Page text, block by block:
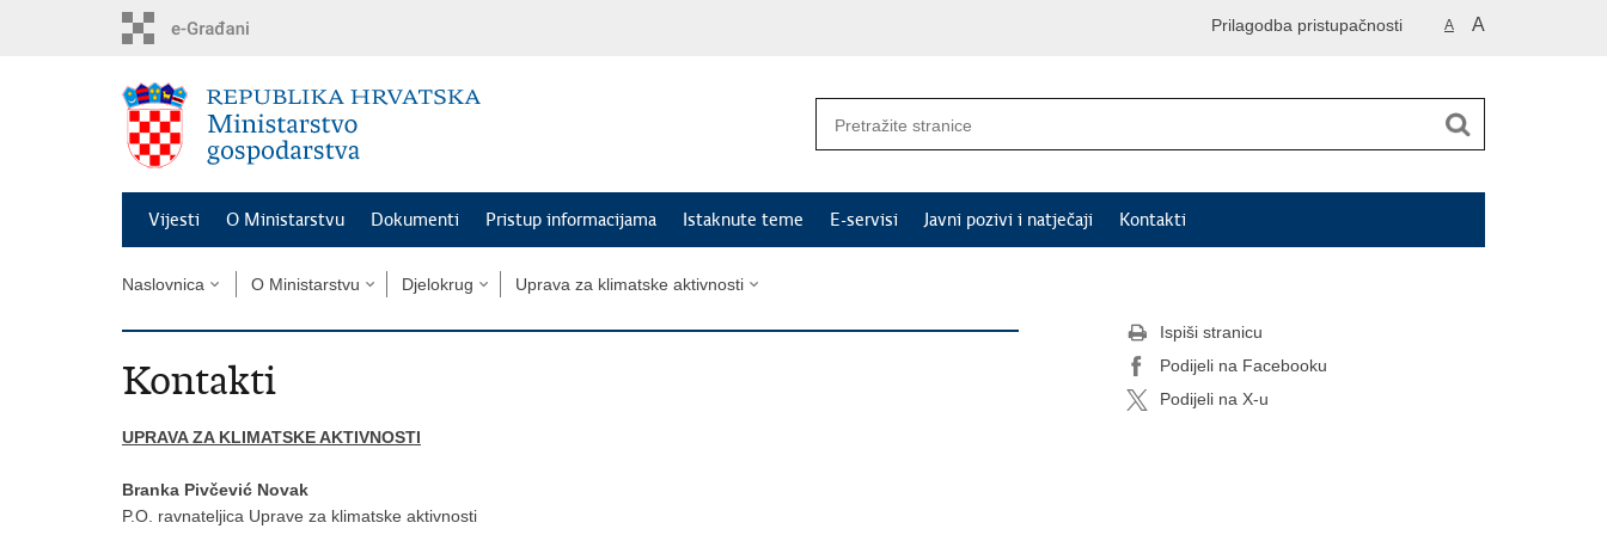
A A
Prilagodba pristupačnosti
Vijesti O Ministarstvu Dokumenti Pristup informacijama Istaknute teme E-servisi Javni pozivi i natječaji Kontakti
Naslovnica O Ministarstvu Djelokrug Uprava za klimatske aktivnosti
Kontakti
UPRAVA ZA KLIMATSKE AKTIVNOSTI
Branka Pivčević Novak
P.O. ravnateljica Uprave za klimatske aktivnosti
Ispiši stranicu
Podijeli na Facebooku
Podijeli na X-u